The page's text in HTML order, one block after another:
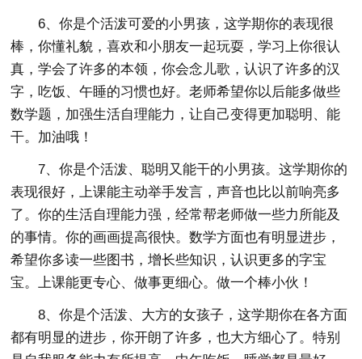
6、你是个活泼可爱的小男孩，这学期你的表现很
棒，你懂礼貌，喜欢和小朋友一起玩耍，学习上你很认
真，学会了许多的本领，你会念儿歌，认识了许多的汉
字，吃饭、午睡的习惯也好。老师希望你以后能多做些
数学题，加强生活自理能力，让自己变得更加聪明、能
干。加油哦！
7、你是个活泼、聪明又能干的小男孩。这学期你的
表现很好，上课能主动举手发言，声音也比以前响亮多
了。你的生活自理能力强，经常帮老师做一些力所能及
的事情。你的画画提高很快。数学方面也有明显进步，
希望你多读一些图书，增长些知识，认识更多的字宝
宝。上课能更专心、做事更细心。做一个棒小伙！
8、你是个活泼、大方的女孩子，这学期你在各方面
都有明显的进步，你开朗了许多，也大方细心了。特别